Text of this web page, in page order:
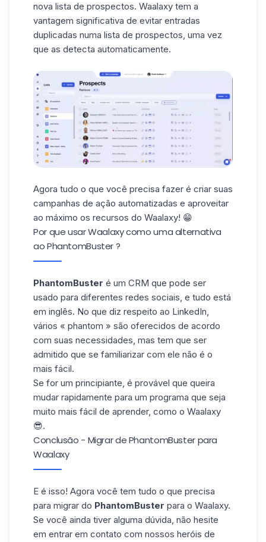
nova lista de prospectos. Waalaxy tem a
vantagem significativa de evitar entradas
duplicadas numa lista de prospectos, uma vez
que as detecta automaticamente.
Agora tudo o que você precisa fazer é criar suas
campanhas de ação automatizadas e aproveitar
ao máximo os recursos do Waalaxy! 😁
Por que usar Waalaxy como uma alternativa
ao PhantomBuster ?
PhantomBuster é um CRM que pode ser
usado para diferentes redes sociais, e tudo está
em inglês. No que diz respeito ao LinkedIn,
vários « phantom » são oferecidos de acordo
com suas necessidades, mas tem que ser
admitido que se familiarizar com ele não é o
mais fácil.
Se for um principiante, é provável que queira
mudar rapidamente para um programa que seja
muito mais fácil de aprender, como o Waalaxy
😎.
Conclusão - Migrar de PhantomBuster para
Waalaxy
E é isso! Agora você tem tudo o que precisa
para migrar do PhantomBuster para o Waalaxy.
Se você ainda tiver alguma dúvida, não hesite
em entrar em contato com nossos heróis de